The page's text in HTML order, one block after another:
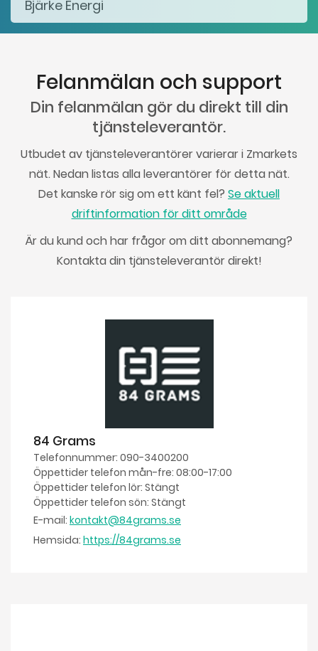
Felanmälan och support
Din felanmälan gör du direkt till din
tjänsteleverantör.
Utbudet av tjänsteleverantörer varierar i Zmarkets
nät. Nedan listas alla leverantörer för detta nät.
Det kanske rör sig om ett känt fel? Se aktuell
driftinformation för ditt område
Är du kund och har frågor om ditt abonnemang?
Kontakta din tjänsteleverantör direkt!
84 Grams
Telefonnummer: 090-3400200
Öppettider telefon mån-fre: 08:00-17:00
Öppettider telefon lör: Stängt
Öppettider telefon sön: Stängt
E-mail: kontakt@84grams.se
Hemsida: https://84grams.se